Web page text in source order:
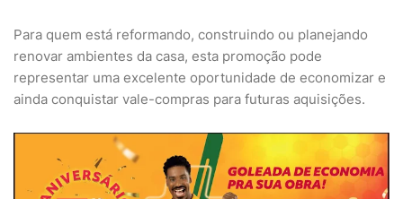
Para quem está reformando, construindo ou planejando
renovar ambientes da casa, esta promoção pode
representar uma excelente oportunidade de economizar e
ainda conquistar vale-compras para futuras aquisições.